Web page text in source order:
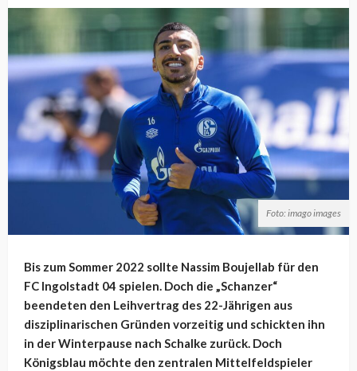
Foto: imago images
Bis zum Sommer 2022 sollte Nassim Boujellab für den
FC Ingolstadt 04 spielen. Doch die „Schanzer“
beendeten den Leihvertrag des 22-Jährigen aus
disziplinarischen Gründen vorzeitig und schickten ihn
in der Winterpause nach Schalke zurück. Doch
Königsblau möchte den zentralen Mittelfeldspieler